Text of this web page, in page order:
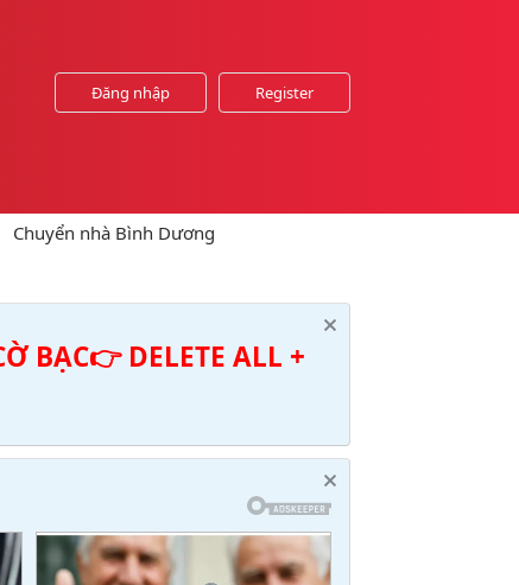
Đăng nhập Register
Chuyển nhà Bình Dương
BẠC👉 DELETE ALL +